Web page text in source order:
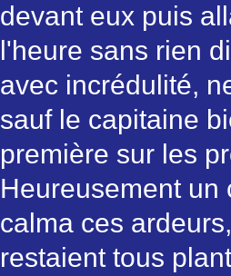
devant eux puis
l'heure sans rien
avec incrédulité,
sauf le capitaine
première sur les
Heureusement un
calma ces
restaient tous